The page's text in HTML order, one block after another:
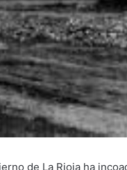
de La Rioja ha